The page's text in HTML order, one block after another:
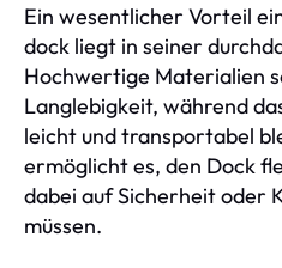
Ein wesentlicher Vorteil
dock liegt in seiner
Hochwertige Materialien
Langlebigkeit, während
leicht und transportabel
ermöglicht es, den Dock
dabei auf Sicherheit oder
müssen.